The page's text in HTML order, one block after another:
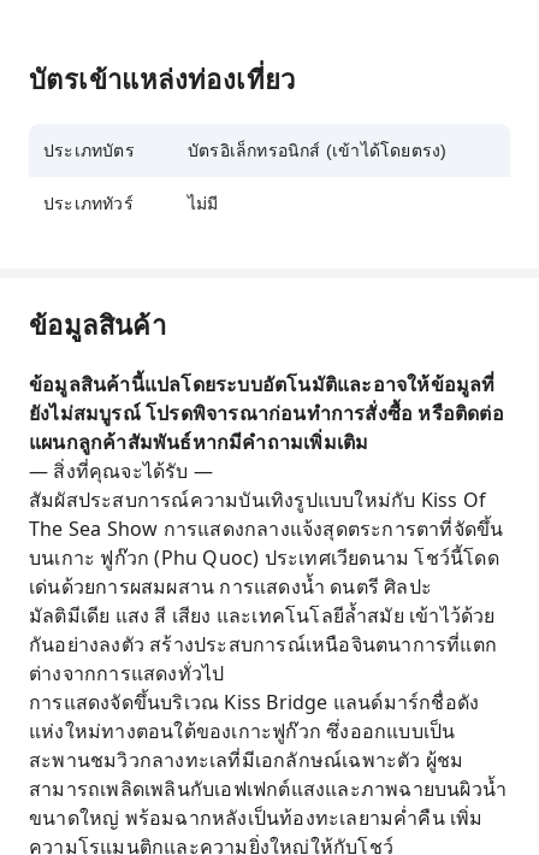
บัตรเข้าแหล่งท่องเที่ยว
ประเภทบัตร บัตรอิเล็กทรอนิกส์ (เข้าได้โดยตรง)
ประเภททัวร์ ไม่มี
ข้อมูลสินค้า
ข้อมูลสินค้านี้แปลโดยระบบอัตโนมัติและอาจให้ข้อมูลที่
ยังไม่สมบูรณ์ โปรดพิจารณาก่อนทำการสั่งซื้อ หรือติดต่อ
แผนกลูกค้าสัมพันธ์หากมีคำถามเพิ่มเติม
— สิ่งที่คุณจะได้รับ —
สัมผัสประสบการณ์ความบันเทิงรูปแบบใหม่กับ Kiss Of
The Sea Show การแสดงกลางแจ้งสุดตระการตาที่จัดขึ้น
บนเกาะ ฟูก๊วก (Phu Quoc) ประเทศเวียดนาม โชว์นี้โดด
เด่นด้วยการผสมผสาน การแสดงน้ำ ดนตรี ศิลปะ
มัลติมีเดีย แสง สี เสียง และเทคโนโลยีล้ำสมัย เข้าไว้ด้วย
กันอย่างลงตัว สร้างประสบการณ์เหนือจินตนาการที่แตก
ต่างจากการแสดงทั่วไป
การแสดงจัดขึ้นบริเวณ Kiss Bridge แลนด์มาร์กชื่อดัง
แห่งใหม่ทางตอนใต้ของเกาะฟูก๊วก ซึ่งออกแบบเป็น
สะพานชมวิวกลางทะเลที่มีเอกลักษณ์เฉพาะตัว ผู้ชม
สามารถเพลิดเพลินกับเอฟเฟกต์แสงและภาพฉายบนผิวน้ำ
ขนาดใหญ่ พร้อมฉากหลังเป็นท้องทะเลยามค่ำคืน เพิ่ม
ความโรแมนติกและความยิ่งใหญ่ให้กับโชว์